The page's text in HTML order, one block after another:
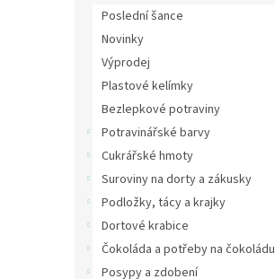
Poslední šance
Novinky
Výprodej
Plastové kelímky
Bezlepkové potraviny
Potravinářské barvy
Cukrářské hmoty
Suroviny na dorty a zákusky
Podložky, tácy a krajky
Dortové krabice
Čokoláda a potřeby na čokoládu
Posypy a zdobení